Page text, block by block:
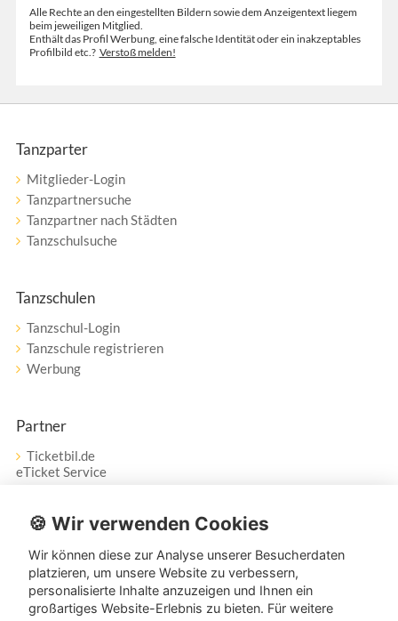
Alle Rechte an den eingestellten Bildern sowie dem Anzeigentext liegem
beim jeweiligen Mitglied.
Enthält das Profil Werbung, eine falsche Identität oder ein inakzeptables
Profilbild etc.? Verstoß melden!
Tanzparter
Mitglieder-Login
Tanzpartnersuche
Tanzpartner nach Städten
Tanzschulsuche
Tanzschulen
Tanzschul-Login
Tanzschule registrieren
Werbung
Partner
Ticketbil.de
eTicket Service
Vertrag widerrufen
Service
Unser Tanzpartner-Service hilft Ihnen bei Fragen und
🍪 Wir verwenden Cookies
Wir können diese zur Analyse unserer Besucherdaten
platzieren, um unsere Website zu verbessern,
personalisierte Inhalte anzuzeigen und Ihnen ein
großartiges Website-Erlebnis zu bieten. Für weitere